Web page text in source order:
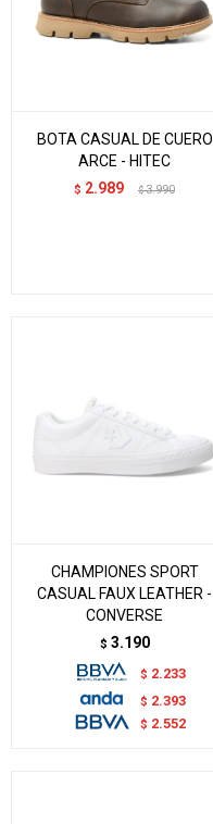
BOTA CASUAL DE CUERO
ARCE - HITEC
$ 2.989 $ 3.990
CHAMPIONES SPORT
CASUAL FAUX LEATHER -
CONVERSE
$ 3.190
$ 2.233
$ 2.393
$ 2.552